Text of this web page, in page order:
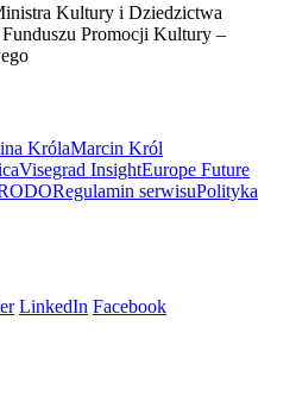
Kultury i Dziedzictwa
Promocji Kultury –
KrólaMarcin Król
Visegrad InsightEurope Future
Regulamin serwisuPolityka
LinkedIn Facebook